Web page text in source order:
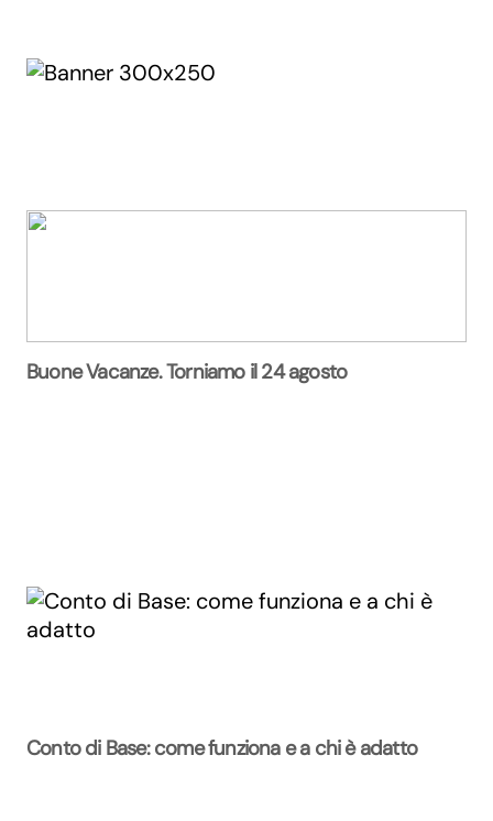
Buone Vacanze. Torniamo il 24 agosto
Conto di Base: come funziona e a chi è adatto